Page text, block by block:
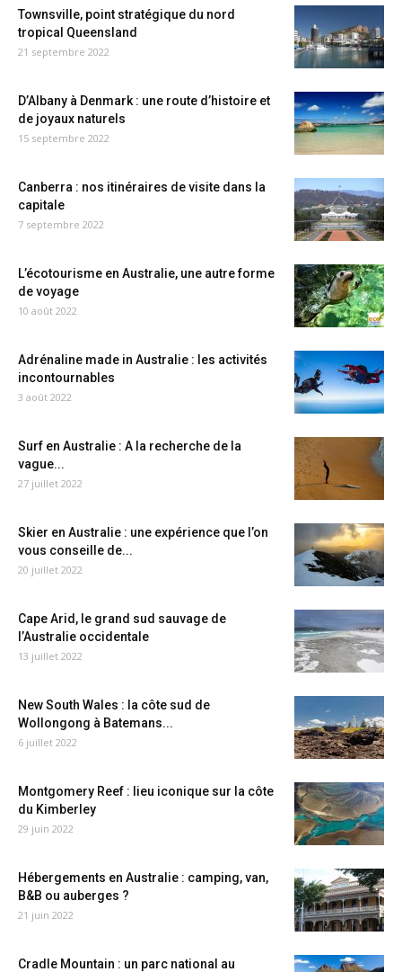
Townsville, point stratégique du nord
tropical Queensland
21 septembre 2022
D’Albany à Denmark : une route d’histoire et
de joyaux naturels
15 septembre 2022
Canberra : nos itinéraires de visite dans la
capitale
7 septembre 2022
L’écotourisme en Australie, une autre forme
de voyage
10 août 2022
Adrénaline made in Australie : les activités
incontournables
3 août 2022
Surf en Australie : A la recherche de la
vague...
27 juillet 2022
Skier en Australie : une expérience que l’on
vous conseille de...
20 juillet 2022
Cape Arid, le grand sud sauvage de
l’Australie occidentale
13 juillet 2022
New South Wales : la côte sud de
Wollongong à Batemans...
6 juillet 2022
Montgomery Reef : lieu iconique sur la côte
du Kimberley
29 juin 2022
Hébergements en Australie : camping, van,
B&B ou auberges ?
21 juin 2022
Cradle Mountain : un parc national au